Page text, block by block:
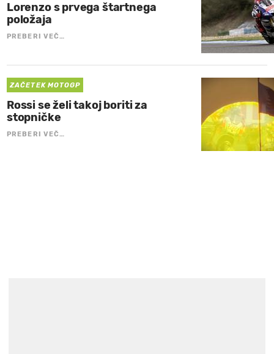
Lorenzo s prvega štartnega
položaja
PREBERI VEČ…
ZAČETEK MOTOGP
Rossi se želi takoj boriti za
stopničke
PREBERI VEČ…